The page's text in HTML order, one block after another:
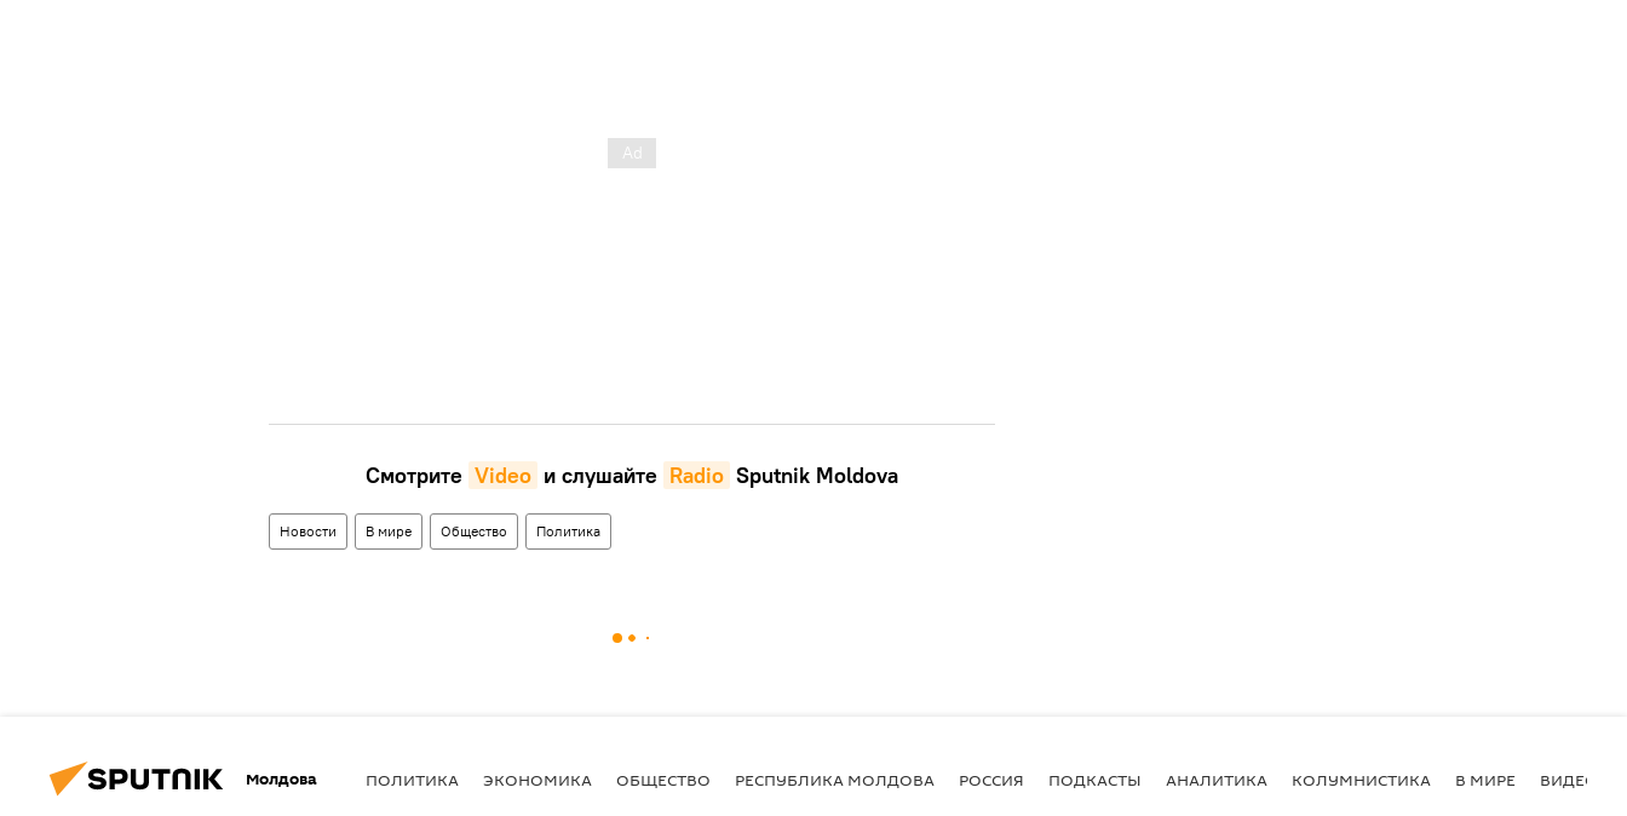
Смотрите Video и слушайте Radio Sputnik Moldova
Новости В мире Общество Политика
Молдова ПОЛИТИКА ЭКОНОМИКА ОБЩЕСТВО РЕСПУБЛИКА МОЛДОВА РОССИЯ ПОДКАСТЫ АНАЛИТИКА КОЛУМНИСТИКА В МИРЕ ВИДЕО